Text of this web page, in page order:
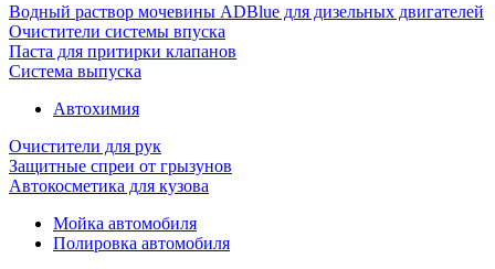
Водный раствор мочевины ADBlue для дизельных двигателей
Очистители системы впуска
Паста для притирки клапанов
Система выпуска
Автохимия
Очистители для рук
Защитные спреи от грызунов
Автокосметика для кузова
Мойка автомобиля
Полировка автомобиля